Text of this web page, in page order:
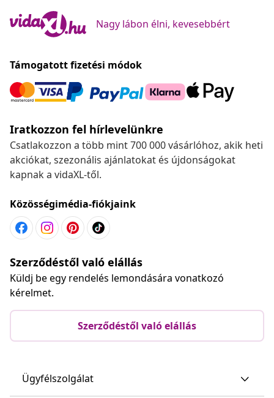
Nagy lábon élni, kevesebbért
Támogatott fizetési módok
Iratkozzon fel hírlevelünkre
Csatlakozzon a több mint 700 000 vásárlóhoz, akik heti
akciókat, szezonális ajánlatokat és újdonságokat
kapnak a vidaXL-től.
Közösségimédia-fiókjaink
Szerződéstől való elállás
Küldj be egy rendelés lemondására vonatkozó
kérelmet.
Szerződéstől való elállás
Ügyfélszolgálat